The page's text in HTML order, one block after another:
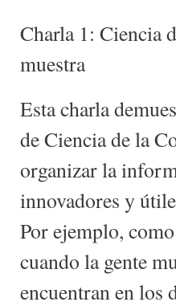
Charla 1: Ciencia
muestra
Esta charla
de Ciencia de la
organizar la
innovadores y
Por ejemplo,
cuando la gente
encuentran en los